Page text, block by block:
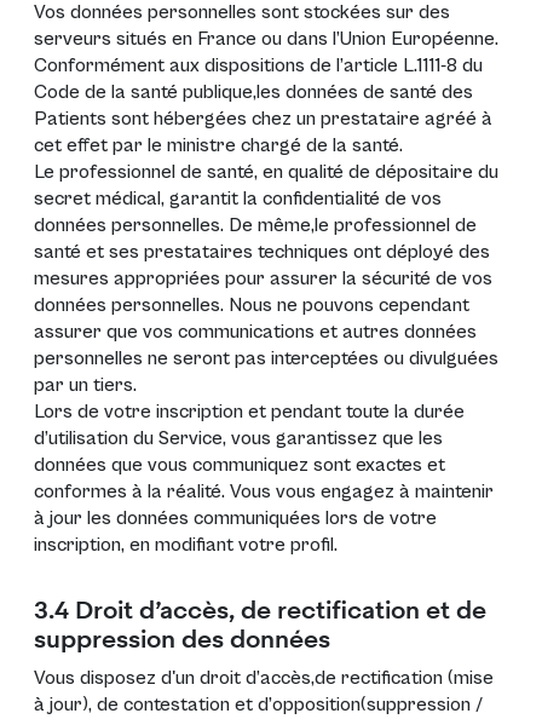
Vos données personnelles sont stockées sur des
serveurs situés en France ou dans l’Union Européenne.
Conformément aux dispositions de l’article L.1111-8 du
Code de la santé publique,les données de santé des
Patients sont hébergées chez un prestataire agréé à
cet effet par le ministre chargé de la santé.
Le professionnel de santé, en qualité de dépositaire du
secret médical, garantit la confidentialité de vos
données personnelles. De même,le professionnel de
santé et ses prestataires techniques ont déployé des
mesures appropriées pour assurer la sécurité de vos
données personnelles. Nous ne pouvons cependant
assurer que vos communications et autres données
personnelles ne seront pas interceptées ou divulguées
par un tiers.
Lors de votre inscription et pendant toute la durée
d’utilisation du Service, vous garantissez que les
données que vous communiquez sont exactes et
conformes à la réalité. Vous vous engagez à maintenir
à jour les données communiquées lors de votre
inscription, en modifiant votre profil.
3.4 Droit d’accès, de rectification et de
suppression des données
Vous disposez d'un droit d’accès,de rectification (mise
à jour), de contestation et d’opposition(suppression /